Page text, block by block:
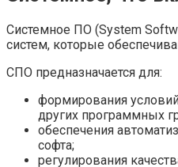
Системное ПО (System
систем, которые
СПО предназначается для:
формирования
других программных
обеспечения
софта;
регулирования